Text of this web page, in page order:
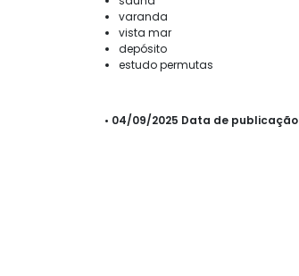
varanda
vista mar
depósito
estudo permutas
• 04/09/2025 Data de publicação